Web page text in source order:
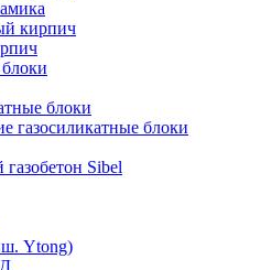
кирпич
блоки
газосиликатные блоки
Sibel
Ytong)